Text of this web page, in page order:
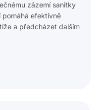
zázemí sanitky
pomáhá efektivně
a předcházet dalším